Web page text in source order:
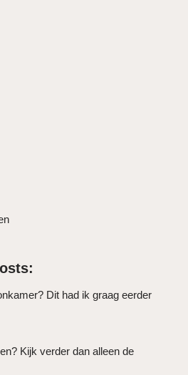
Dit had ik graag eerder
Kijk verder dan alleen de